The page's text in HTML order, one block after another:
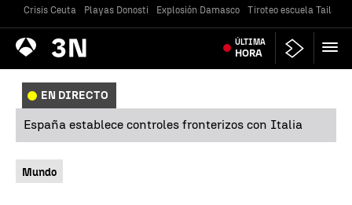
Crisis Ceuta Playas Donosti Explosión Damasco Tiroteo escuela
Antena
3 Noticias ÚLTIMA
HORA
EN DIRECTO
España establece controles fronterizos con Italia
Mundo